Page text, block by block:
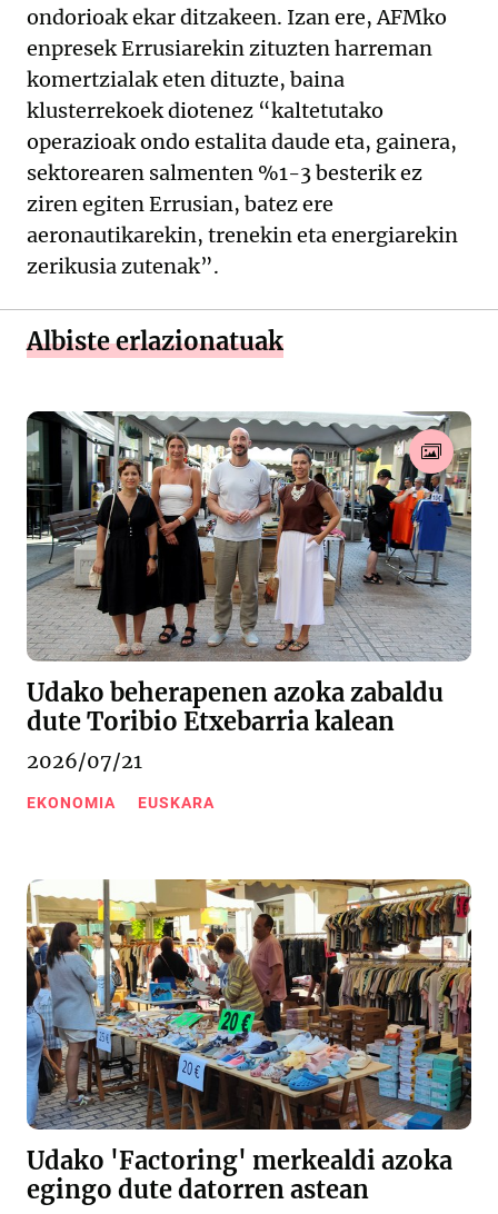
ondorioak ekar ditzakeen. Izan ere, AFMko
enpresek Errusiarekin zituzten harreman
komertzialak eten dituzte, baina
klusterrekoek diotenez “kaltetutako
operazioak ondo estalita daude eta, gainera,
sektorearen salmenten %1-3 besterik ez
ziren egiten Errusian, batez ere
aeronautikarekin, trenekin eta energiarekin
zerikusia zutenak”.
Albiste erlazionatuak
Udako beherapenen azoka zabaldu
dute Toribio Etxebarria kalean
2026/07/21
EKONOMIA EUSKARA
Udako 'Factoring' merkealdi azoka
egingo dute datorren astean